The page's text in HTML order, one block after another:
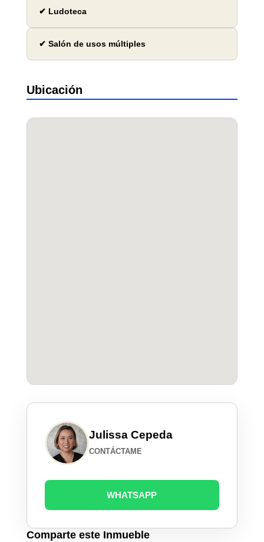
✔ Ludoteca
✔ Salón de usos múltiples
Ubicación
Julissa Cepeda
CONTÁCTAME
WHATSAPP
Comparte este Inmueble